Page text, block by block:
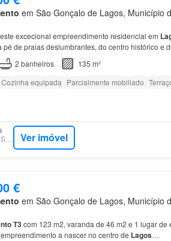
em São Gonçalo de Lagos, Município
excecional empreendimento residencial em
pé de praias deslumbrantes, do centro histórico e
destacam-se pelos acabamentos modernos
2 banheiros
135 m²
Cozinha equipada Parcialmente mobiliado
LUXURYESTATE Ver imóvel
€
em São Gonçalo de Lagos, Município
T3com 123 m2, varanda de 46 m2 e 1 lugar de
a nascer no centro de Lagos…